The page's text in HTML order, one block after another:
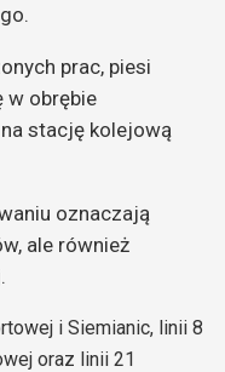
prac, piesi
w obrębie
stację kolejową
oznaczają
ale również
i Siemianic, linii 8
oraz linii 21